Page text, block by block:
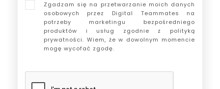
Zgadzam się na przetwarzanie moich danych
osobowych przez Digital Teammates na
potrzeby marketingu bezpośredniego
produktów i usług zgodnie z polityką
prywatności. Wiem, że w dowolnym momencie
mogę wycofać zgodę.